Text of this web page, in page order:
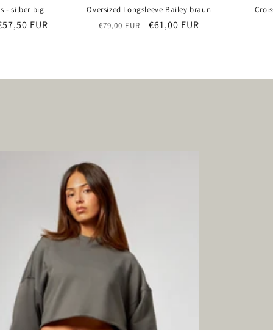
- silber big
EUR
Oversized Longsleeve Bailey braun
Normaler
€79,00 EUR Verkaufspreis
€61,00 EUR